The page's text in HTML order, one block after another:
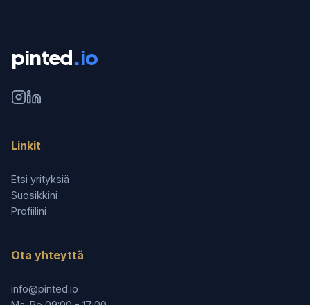
pinted.io
Linkit
Etsi yrityksiä
Suosikkini
Profiilini
Ota yhteyttä
info@pinted.io